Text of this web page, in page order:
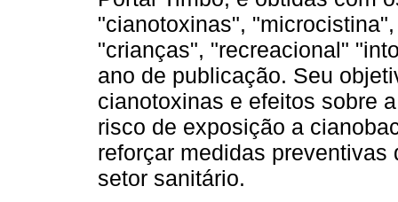
"cianotoxinas",
"crianças", "recreacional"
ano de publicação. Seu
cianotoxinas e efeitos sobre
risco de exposição a
reforçar medidas
setor sanitário.